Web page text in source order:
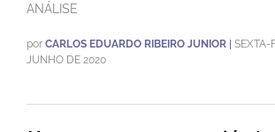
ANÁLISE
por CARLOS EDUARDO RIBEIRO JUNIOR
SEXTA-
JUNHO DE 2020